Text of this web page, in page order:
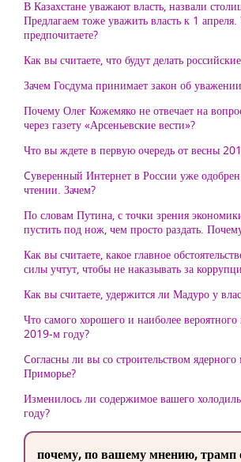
В Казахстане уважают власть, назвали
Предлагаем тоже уважить власть к 1
предпочитаете?
Как вы считаете, что будут делать
Зачем Госдума принимает закон об
Почему Олег Кожемяко не отвечает на
через газету «Арсеньевские вести»?
Что вы ждете в первую очередь от весны
Cуверенный Интернет в России уже
чтении. Зачем?
По словам Путина, с точки зрения
пустить под нож, чем просто раздать.
Как вы считаете, какое главное
силы учтут, чтобы не наказывать за
Как вы считаете, удержится ли Мадуро у
Что самого хорошего и наиболее
2019-м году?
Cогласны ли вы со строительством
Приморье?
Изменилось ли содержимое вашего
году?
почему, по вашему мнению, трамп